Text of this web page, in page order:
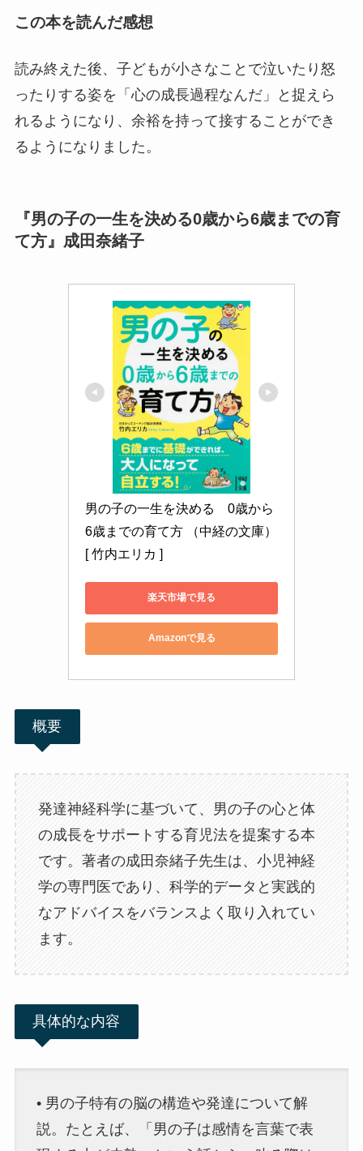
この本を読んだ感想
読み終えた後、子どもが小さなことで泣いたり怒
ったりする姿を「心の成長過程なんだ」と捉えら
れるようになり、余裕を持って接することができ
るようになりました。
『男の子の一生を決める0歳から6歳までの育
て方』成田奈緒子
男の子の一生を決める　0歳から
6歳までの育て方 （中経の文庫）
[ 竹内エリカ ]
楽天市場で見る
Amazonで見る
概要
発達神経科学に基づいて、男の子の心と体
の成長をサポートする育児法を提案する本
です。著者の成田奈緒子先生は、小児神経
学の専門医であり、科学的データと実践的
なアドバイスをバランスよく取り入れてい
ます。
具体的な内容
• 男の子特有の脳の構造や発達について解
説。たとえば、「男の子は感情を言葉で表